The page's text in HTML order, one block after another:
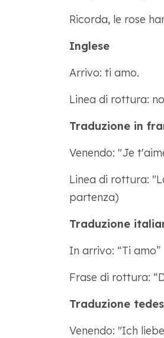
Ricorda, le rose
Inglese
Arrivo: ti amo.
Linea di rottura:
Traduzione in
Venendo: "Je
Linea di rottura:
partenza)
Traduzione
In arrivo: “Ti amo”
Frase di rottura:
Traduzione
Venendo: "Ich